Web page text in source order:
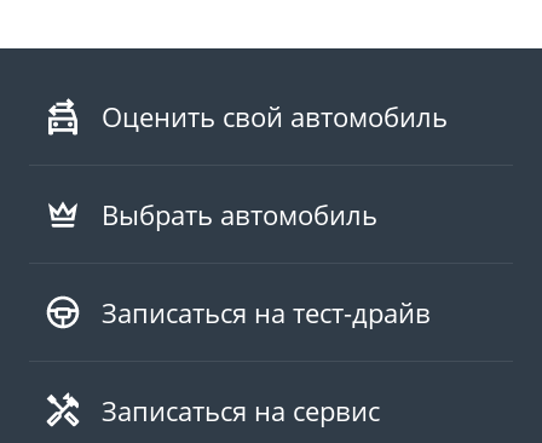
Оценить свой автомобиль
Выбрать автомобиль
Записаться на тест-драйв
Записаться на сервис